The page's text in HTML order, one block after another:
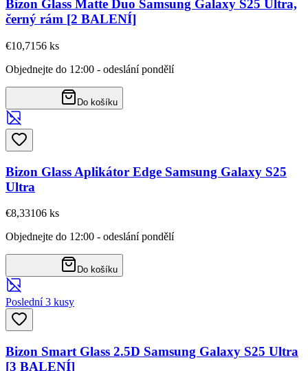
Bizon Glass Matte Duo Samsung Galaxy S25 Ultra,
černý rám [2 BALENÍ]
€10,71 56 ks
Objednejte do 12:00 - odeslání pondělí
Do košíku
Bizon Glass Aplikátor Edge Samsung Galaxy S25
Ultra
€8,33106 ks
Objednejte do 12:00 - odeslání pondělí
Do košíku
Poslední 3 kusy
Bizon Smart Glass 2.5D Samsung Galaxy S25 Ultra
[3 BALENÍ]